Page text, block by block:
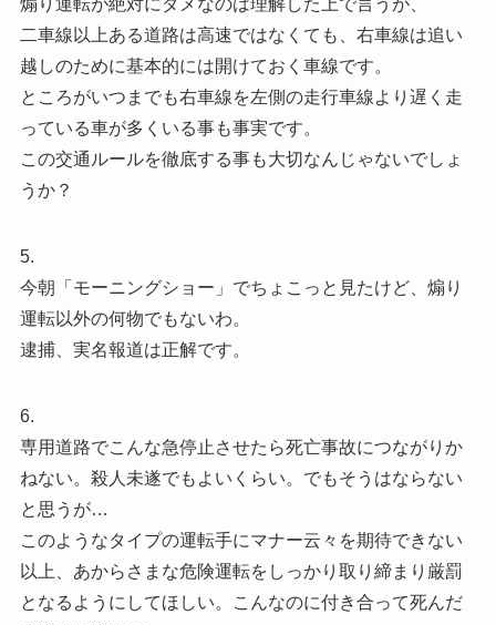
煽り運転が絶対にダメなのは理解した上で言うが、
二車線以上ある道路は高速ではなくても、右車線は追い
越しのために基本的には開けておく車線です。
ところがいつまでも右車線を左側の走行車線より遅く走
っている車が多くいる事も事実です。
この交通ルールを徹底する事も大切なんじゃないでしょ
うか？
5.
今朝「モーニングショー」でちょこっと見たけど、煽り
運転以外の何物でもないわ。
逮捕、実名報道は正解です。
6.
専用道路でこんな急停止させたら死亡事故につながりか
ねない。殺人未遂でもよいくらい。でもそうはならない
と思うが…
このようなタイプの運転手にマナー云々を期待できない
以上、あからさまな危険運転をしっかり取り締まり厳罰
となるようにしてほしい。こんなのに付き合って死んだ